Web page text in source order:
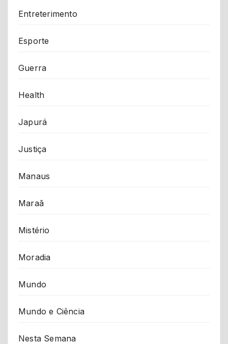
Entreterimento
Esporte
Guerra
Health
Japurá
Justiça
Manaus
Maraã
Mistério
Moradia
Mundo
Mundo e Ciência
Nesta Semana